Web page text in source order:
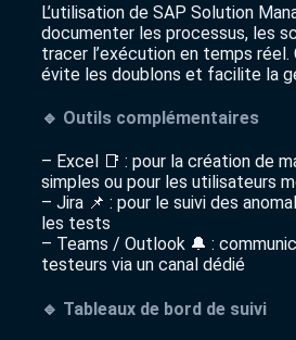
L’utilisation de SAP Solution
documenter les processus, les
tracer l’exécution en temps
évite les doublons et facilite la
🔹 Outils complémentaires
– Excel 📑 : pour la création de
simples ou pour les utilisateurs
– Jira 📌 : pour le suivi des
les tests
– Teams / Outlook 🔔 :
testeurs via un canal dédié
🔹 Tableaux de bord de suivi